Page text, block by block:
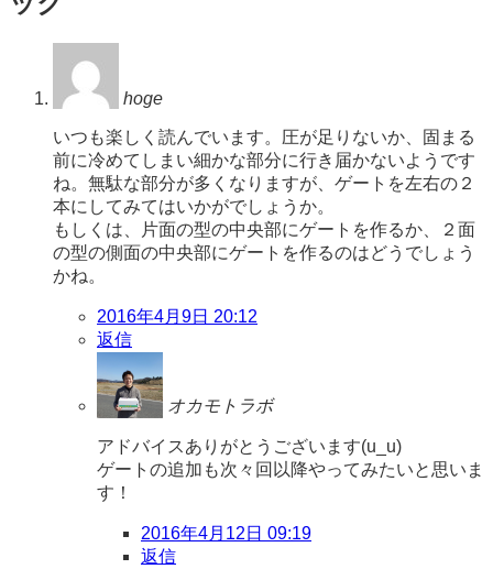
ー
hoge
いつも楽しく読んでいます。圧が足りないか、固まる
前に冷めてしまい細かな部分に行き届かないようです
ね。無駄な部分が多くなりますが、ゲートを左右の２
本にしてみてはいかがでしょうか。
もしくは、片面の型の中央部にゲートを作るか、２面
の型の側面の中央部にゲートを作るのはどうでしょう
かね。
2016年4月9日 20:12
返信
オカモトラボ
アドバイスありがとうございます(u_u)
ゲートの追加も次々回以降やってみたいと思いま
す！
2016年4月12日 09:19
返信